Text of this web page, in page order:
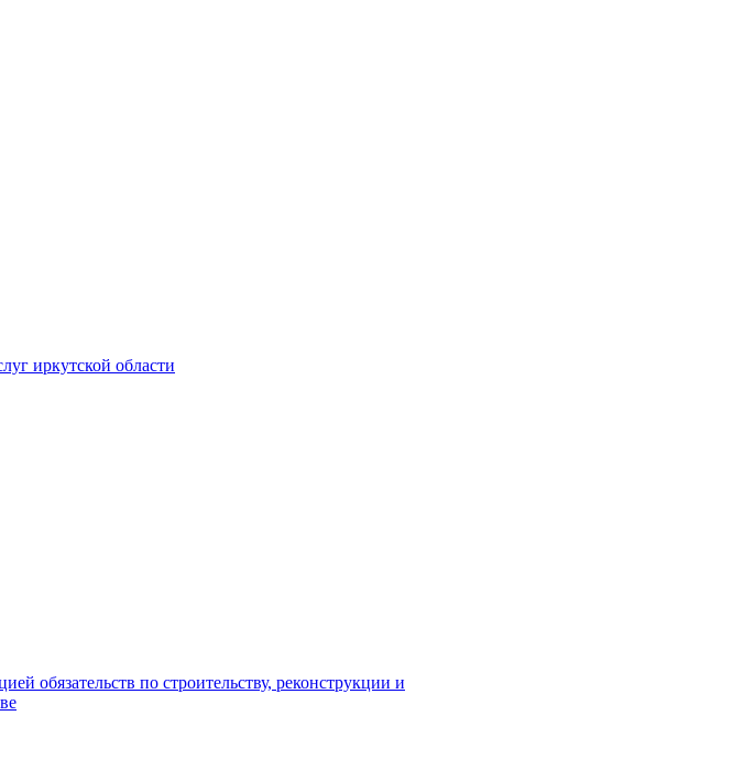
иркутской области
обязательств по строительству, реконструкции и